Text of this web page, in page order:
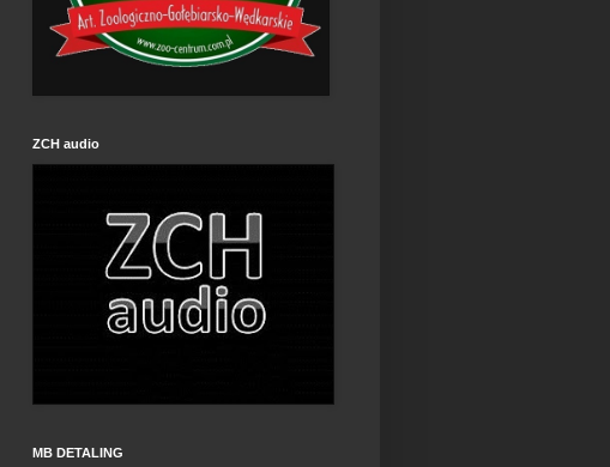
ZCH audio
MB DETALING